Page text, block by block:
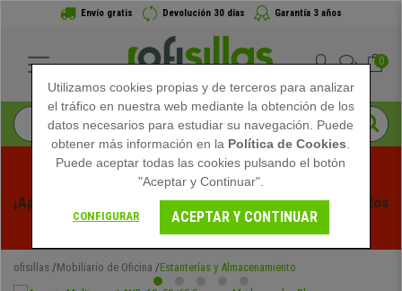
Envío gratis Devolución 30 días Garantía 3 años
0
¡Aprovecha las Rebajas de Verano en Ofisillas! Descuentos
Exclusivos por Tiempo Limitado - Ver Promo
ofisillas Mobiliario de Oficina Estanterías y Almacenamiento
Utilizamos cookies propias y de terceros para analizar
el tráfico en nuestra web mediante la obtención de los
datos necesarios para estudiar su navegación. Puede
obtener más información en la Política de Cookies
Puede aceptar todas las cookies pulsando el botón
"Aceptar y Continuar".
CONFIGURAR ACEPTAR Y CONTINUAR